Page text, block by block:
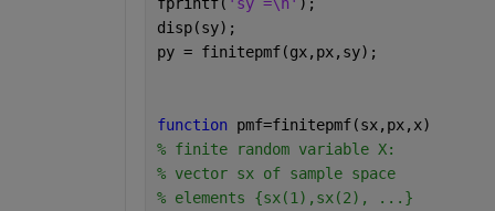
disp(sy);
py = finitepmf(gx,px,sy);
function pmf=finitepmf(sx,px,x)
% finite random variable X:
% vector sx of sample space
% elements {sx(1),sx(2), ...}